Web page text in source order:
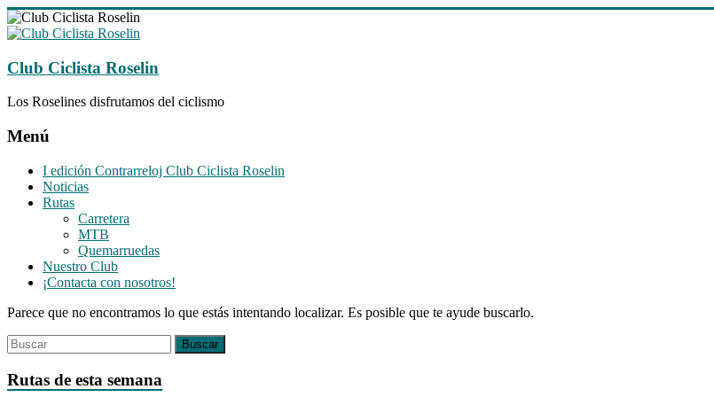
Saltar
al
Club Ciclista Roselin
Los Roselines disfrutamos del ciclismo
Menú
I edición Contrarreloj Club Ciclista Roselin
Noticias
Rutas
Carretera
MTB
Quemarruedas
Nuestro Club
¡Contacta con nosotros!
Parece que no encontramos lo que estás intentando localizar. Es posible que te ayude buscarlo.
Rutas de esta semana